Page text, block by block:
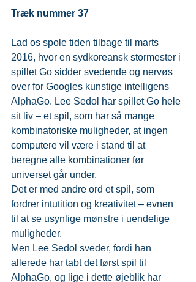
Træk nummer 37
Lad os spole tiden tilbage til marts
2016, hvor en sydkoreansk stormester i
spillet Go sidder svedende og nervøs
over for Googles kunstige intelligens
AlphaGo. Lee Sedol har spillet Go hele
sit liv – et spil, som har så mange
kombinatoriske muligheder, at ingen
computere vil være i stand til at
beregne alle kombinationer før
universet går under.
Det er med andre ord et spil, som
fordrer intutition og kreativitet – evnen
til at se usynlige mønstre i uendelige
muligheder.
Men Lee Sedol sveder, fordi han
allerede har tabt det først spil til
AlphaGo, og lige i dette øjeblik har